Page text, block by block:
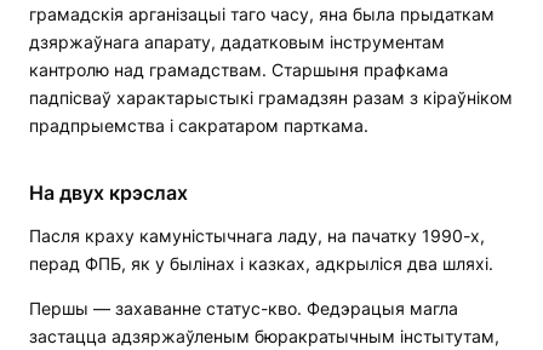
грамадскія арганізацыі таго часу, яна была прыдаткам
дзяржаўнага апарату, дадатковым інструментам
кантролю над грамадствам. Старшыня прафкама
падпісваў характарыстыкі грамадзян разам з кіраўніком
прадпрыемства і сакратаром парткама.
На двух крэслах
Пасля краху камуністычнага ладу, на пачатку 1990-х,
перад ФПБ, як у былінах і казках, адкрыліся два шляхі.
Першы — захаванне статус-кво. Федэрацыя магла
застацца адзяржаўленым бюракратычным інстытутам,